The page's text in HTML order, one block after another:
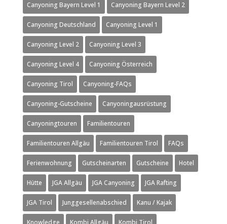
Canyoning Bayern Level 1 Canyoning Bayern Level 2
Canyoning Deutschland Canyoning Level 1
Canyoning Level 2 Canyoning Level 3
Canyoning Level 4 Canyoning Österreich
Canyoning Tirol Canyoning-FAQs
Canyoning-Gutscheine Canyoningausrüstung
Canyoningtouren Familientouren
Familientouren Allgäu Familientouren Tirol FAQs
Ferienwohnung Gutscheinarten Gutscheine Hotel
Hütte JGA Allgäu JGA Canyoning JGA Rafting
JGA Tirol Junggesellenabschied Kanu / Kajak